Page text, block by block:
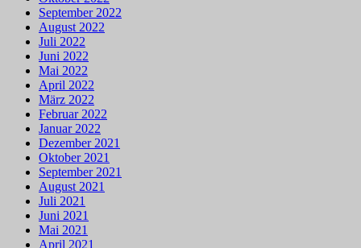
September 2022
August 2022
Juli 2022
Juni 2022
Mai 2022
April 2022
März 2022
Februar 2022
Januar 2022
Dezember 2021
Oktober 2021
September 2021
August 2021
Juli 2021
Juni 2021
Mai 2021
April 2021